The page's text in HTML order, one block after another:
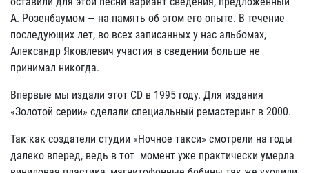
А. Розенбаумом — на память об этом его опыте. В течение
последующих лет, во всех записанных у нас альбомах,
Александр Яковлевич участия в сведении больше не
принимал никогда.
Впервые мы издали этот CD в 1995 году. Для издания
«Золотой серии» сделали специальный ремастеринг в 2000.
Так как создатели студии «Ночное такси» смотрели на годы
далеко вперед, ведь в тот момент уже практически умерла